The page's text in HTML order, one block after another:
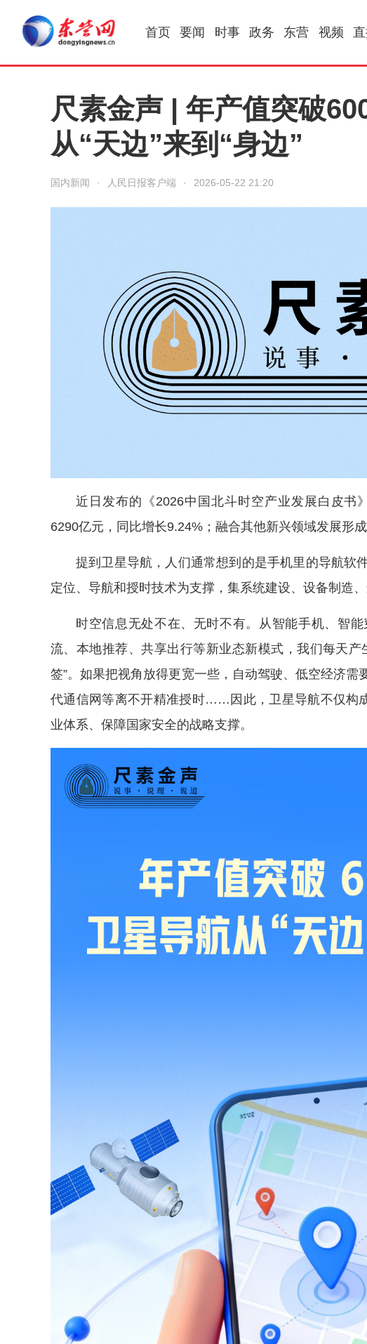
首页 要闻 时事 政务 东营 视频
尺素金声 | 年产值突破
从“天边”来到“身边”
国内新闻 · 人民日报客户端 · 2026-05-22 21:20
近日发布的《2026中国北斗时空产业发展白皮书
6290亿元，同比增长9.24%；融合其他新兴领域发展形
提到卫星导航，人们通常想到的是手机里的导航软
定位、导航和授时技术为支撑，集系统建设、设备制造
时空信息无处不在、无时不有。从智能手机、智
流、本地推荐、共享出行等新业态新模式，我们每天
签”。如果把视角放得更宽一些，自动驾驶、低空经济
代通信网等离不开精准授时……因此，卫星导航不仅构
业体系、保障国家安全的战略支撑。